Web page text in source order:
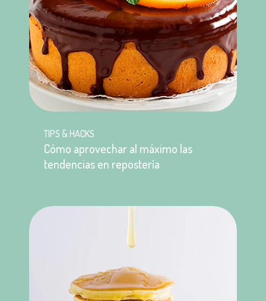
TIPS & HACKS
Cómo aprovechar al máximo las
tendencias en repostería